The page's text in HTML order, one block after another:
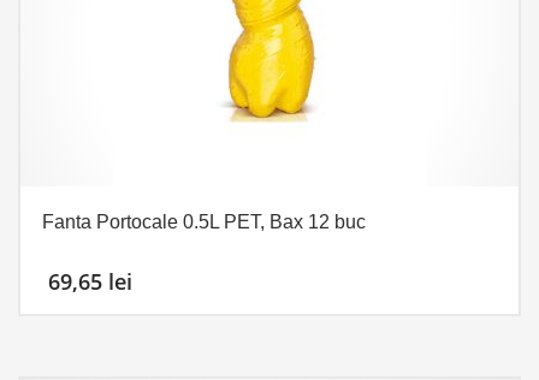
Fanta Portocale 0.5L PET, Bax 12 buc
69,65 lei